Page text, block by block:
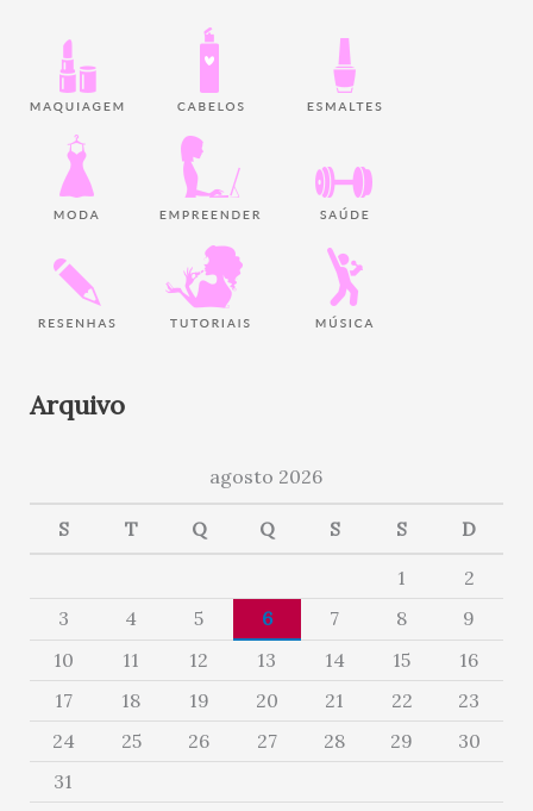
Arquivo
agosto 2026
S T Q Q S S D
1
2
3
4 5 6 7 8
9
10
11 12 13 14 15
16
17
18 19 20 21 22
23
24
25 26 27 28 29
30
31